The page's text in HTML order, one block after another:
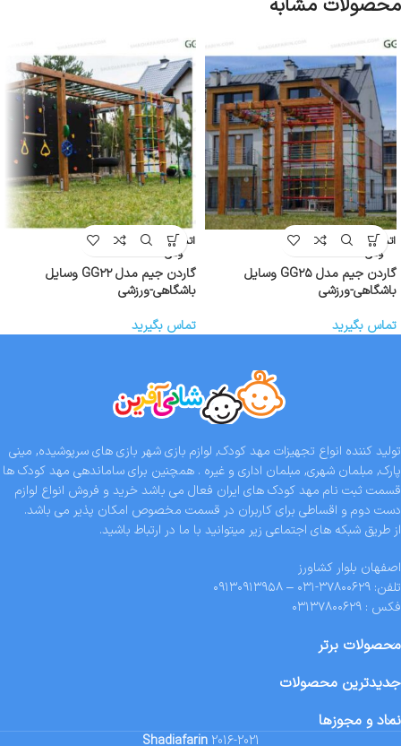
اتمام موج
ودی
گاردن جیم مدل GG۲۵ وسایل
باشگاهی-ورزشی
تماس بگیرید
اتمام موج
ودی
گاردن جیم مدل GG۲۲ وسایل
باشگاهی-ورزشی
تماس بگیرید
تولید کننده انواع تجهیزات مهد کودک, لوازم بازی شهر بازی های سرپوشیده, مینی
پارک, مبلمان شهری, مبلمان اداری و غیره . همچنین برای ساماندهی مهد کودک ها
قسمت ثبت نام مهد کودک های ایران فعال می باشد خرید و فروش انواع لوازم
دست دوم و اقساطی برای کاربران در قسمت مخصوص امکان پذیر می باشد.
از طریق شبکه های اجتماعی زیر میتوانید با ما در ارتباط باشید.
اصفهان بلوار کشاورز
تلفن: ۳۷۸۰۰۶۲۹-۰۳۱ – ۰۹۱۳۰۹۱۳۹۵۸
فکس : ۰۳۱۳۷۸۰۰۶۲۹
محصولات برتر
جدیدترین محصولات
نماد و مجوزها
Shadiafarin 2016-2021